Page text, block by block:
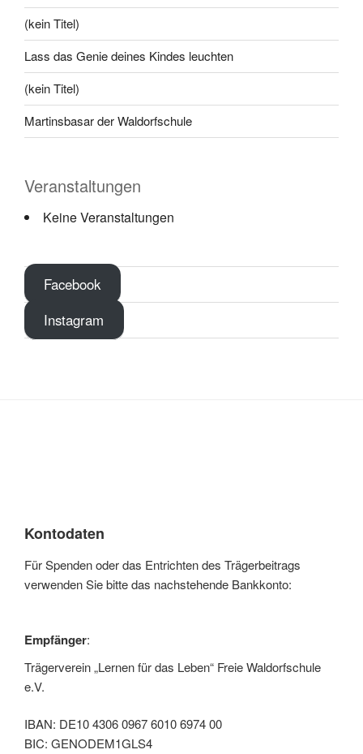
(kein Titel)
Lass das Genie deines Kindes leuchten
(kein Titel)
Martinsbasar der Waldorfschule
Veranstaltungen
Keine Veranstaltungen
Facebook
Instagram
Kontodaten
Für Spenden oder das Entrichten des Trägerbeitrags
verwenden Sie bitte das nachstehende Bankkonto:
Empfänger:
Trägerverein „Lernen für das Leben“ Freie Waldorfschule
e.V.
IBAN: DE10 4306 0967 6010 6974 00
BIC: GENODEM1GLS4